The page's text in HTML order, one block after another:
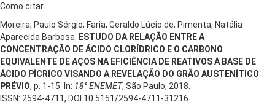
Como citar
Moreira, Paulo Sérgio; Faria, Geraldo Lúcio de; Pimenta, Natália
Aparecida Barbosa.
ESTUDO DA RELAÇÃO ENTRE A
CONCENTRAÇÃO DE ÁCIDO CLORÍDRICO E O CARBONO
EQUIVALENTE DE AÇOS NA EFICIÊNCIA DE REATIVOS À BASE DE
ÁCIDO PÍCRICO VISANDO A REVELAÇÃO DO GRÃO AUSTENÍTICO
PRÉVIO, p. 1-15. In: 18° ENEMET, São Paulo, 2018.
ISSN: 2594-4711, DOI 10.5151/2594-4711-31216